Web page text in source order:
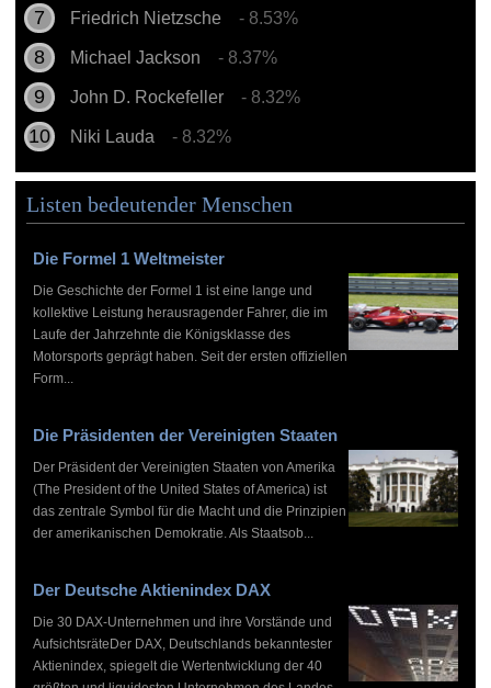
Friedrich Nietzsche - 8.53%
Michael Jackson - 8.37%
John D. Rockefeller - 8.32%
Niki Lauda - 8.32%
Listen bedeutender Menschen
Die Formel 1 Weltmeister
Die Geschichte der Formel 1 ist eine lange und
kollektive Leistung herausragender Fahrer, die im
Laufe der Jahrzehnte die Königsklasse des
Motorsports geprägt haben. Seit der ersten offiziellen
Form...
Die Präsidenten der Vereinigten Staaten
Der Präsident der Vereinigten Staaten von Amerika
(The President of the United States of America) ist
das zentrale Symbol für die Macht und die Prinzipien
der amerikanischen Demokratie. Als Staatsob...
Der Deutsche Aktienindex DAX
Die 30 DAX-Unternehmen und ihre Vorstände und
AufsichtsräteDer DAX, Deutschlands bekanntester
Aktienindex, spiegelt die Wertentwicklung der 40